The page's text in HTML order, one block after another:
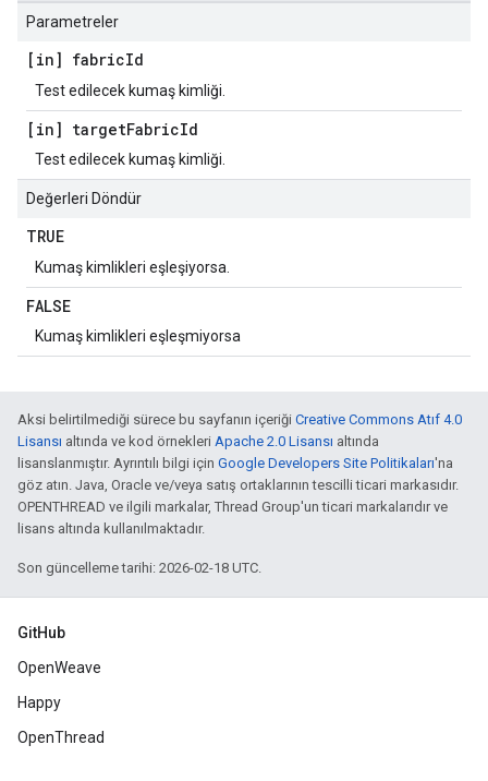
Parametreler
[in] fabricId
Test edilecek kumaş kimliği.
[in] targetFabricId
Test edilecek kumaş kimliği.
Değerleri Döndür
TRUE
Kumaş kimlikleri eşleşiyorsa.
FALSE
Kumaş kimlikleri eşleşmiyorsa
Aksi belirtilmediği sürece bu sayfanın içeriği Creative Commons Atıf 4.0
Lisansı altında ve kod örnekleri Apache 2.0 Lisansı altında
lisanslanmıştır. Ayrıntılı bilgi için Google Developers Site Politikaları'na
göz atın. Java, Oracle ve/veya satış ortaklarının tescilli ticari markasıdır.
OPENTHREAD ve ilgili markalar, Thread Group'un ticari markalarıdır ve
lisans altında kullanılmaktadır.
Son güncelleme tarihi: 2026-02-18 UTC.
GitHub
OpenWeave
Happy
OpenThread